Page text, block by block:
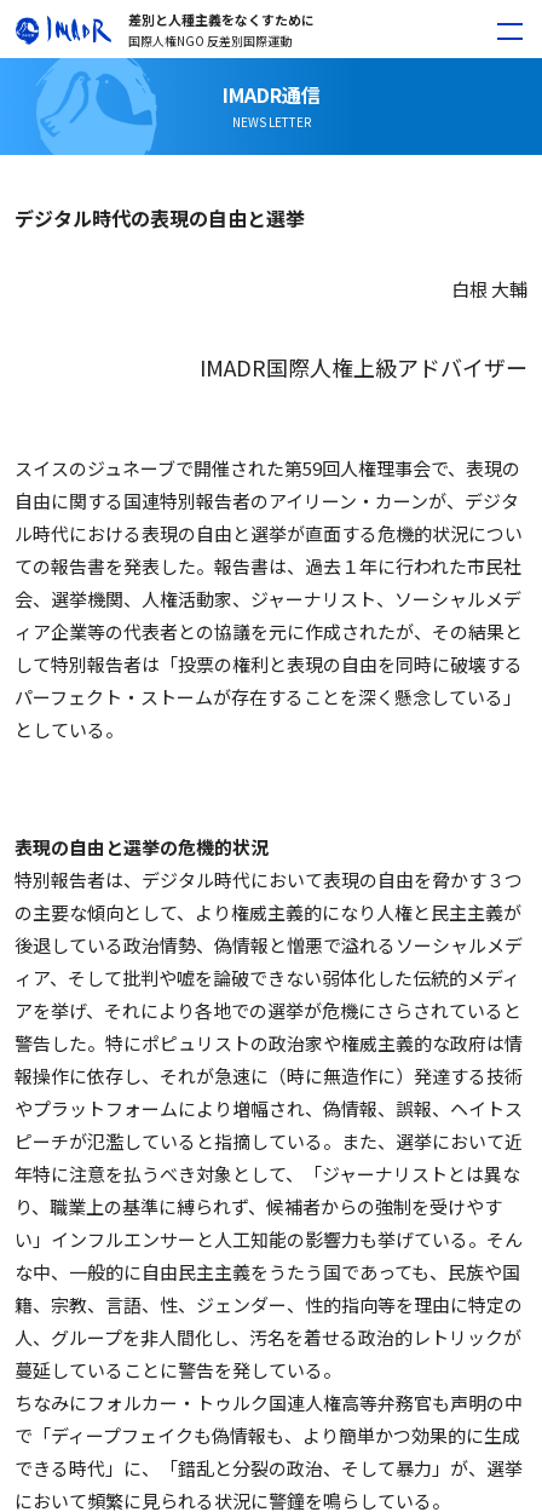
差別と人種主義をなくすために
国際人権NGO 反差別国際運動
IMADR通信
NEWS LETTER
デジタル時代の表現の自由と選挙
白根 大輔
IMADR国際人権上級アドバイザー
スイスのジュネーブで開催された第59回人権理事会で、表現の
自由に関する国連特別報告者のアイリーン・カーンが、デジタ
ル時代における表現の自由と選挙が直面する危機的状況につい
ての報告書を発表した。報告書は、過去１年に行われた市民社
会、選挙機関、人権活動家、ジャーナリスト、ソーシャルメデ
ィア企業等の代表者との協議を元に作成されたが、その結果と
して特別報告者は「投票の権利と表現の自由を同時に破壊する
パーフェクト・ストームが存在することを深く懸念している」
としている。
表現の自由と選挙の危機的状況
特別報告者は、デジタル時代において表現の自由を脅かす３つ
の主要な傾向として、より権威主義的になり人権と民主主義が
後退している政治情勢、偽情報と憎悪で溢れるソーシャルメデ
ィア、そして批判や嘘を論破できない弱体化した伝統的メディ
アを挙げ、それにより各地での選挙が危機にさらされていると
警告した。特にポピュリストの政治家や権威主義的な政府は情
報操作に依存し、それが急速に（時に無造作に）発達する技術
やプラットフォームにより増幅され、偽情報、誤報、ヘイトス
ピーチが氾濫していると指摘している。また、選挙において近
年特に注意を払うべき対象として、「ジャーナリストとは異な
り、職業上の基準に縛られず、候補者からの強制を受けやす
い」インフルエンサーと人工知能の影響力も挙げている。そん
な中、一般的に自由民主主義をうたう国であっても、民族や国
籍、宗教、言語、性、ジェンダー、性的指向等を理由に特定の
人、グループを非人間化し、汚名を着せる政治的レトリックが
蔓延していることに警告を発している。
ちなみにフォルカー・トゥルク国連人権高等弁務官も声明の中
で「ディープフェイクも偽情報も、より簡単かつ効果的に生成
できる時代」に、「錯乱と分裂の政治、そして暴力」が、選挙
において頻繁に見られる状況に警鐘を鳴らしている。